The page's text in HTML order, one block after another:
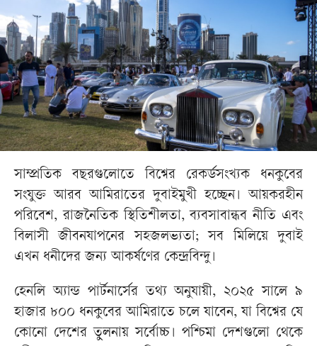
সাম্প্রতিক বছরগুলোতে বিশ্বের রেকর্ডসংখ্যক ধনকুবের
সংযুক্ত আরব আমিরাতের দুবাইমুখী হচ্ছেন। আয়করহীন
পরিবেশ, রাজনৈতিক স্থিতিশীলতা, ব্যবসাবান্ধব নীতি এবং
বিলাসী জীবনযাপনের সহজলভ্যতা; সব মিলিয়ে দুবাই
এখন ধনীদের জন্য আকর্ষণের কেন্দ্রবিন্দু।
হেনলি অ্যান্ড পার্টনার্সের তথ্য অনুযায়ী, ২০২৫ সালে ৯
হাজার ৮০০ ধনকুবের আমিরাতে চলে যাবেন, যা বিশ্বের যে
কোনো দেশের তুলনায় সর্বোচ্চ। পশ্চিমা দেশগুলো থেকে